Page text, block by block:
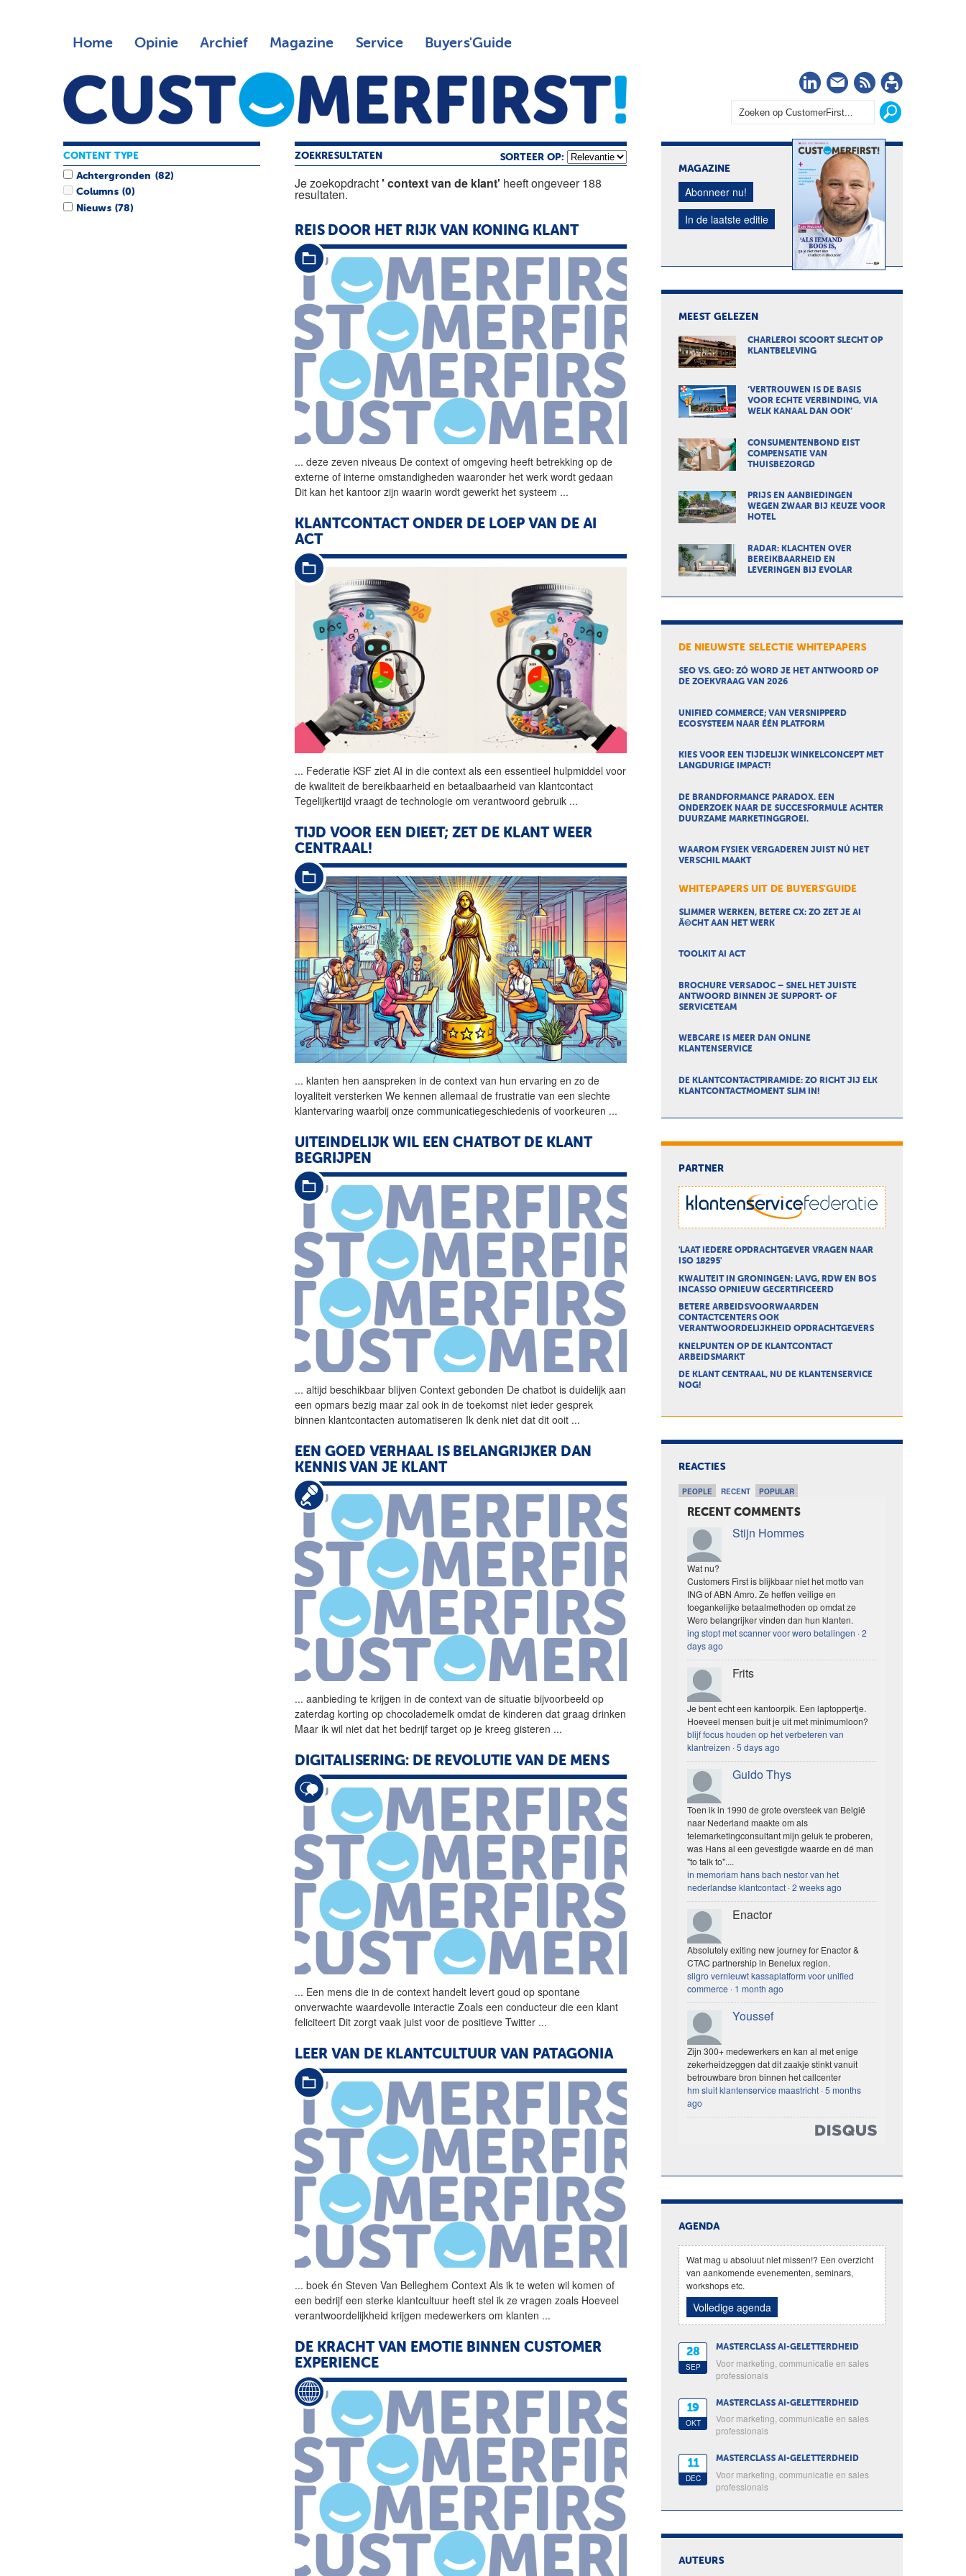
Home Opinie Archief Magazine Service Buyers'Guide
LinkedIn
Nieuwsbrief
RSS
ZOEKRESULTATEN SORTEER OP:
Je zoekopdracht' context van de klant' heeft ongeveer 188
resultaten.
REIS DOOR HET RIJK VAN KONING KLANT
... deze zeven niveaus De context of omgeving heeft betrekking opde
externe of interne omstandigheden waaronder het werk wordt gedaan
Dit kan het kantoor zijn waarin wordt gewerkt het systeem ...
KLANTCONTACT ONDER DE LOEP VAN DE AI
ACT
... Federatie KSF ziet AI in diecontext als een essentieel hulpmiddel voor
de kwaliteitde bereikbaarheid en betaalbaarheidvan klantcontact
Tegelijkertijd vraagtde technologie om verantwoord gebruik ...
TIJD VOOR EEN DIEET; ZET DE KLANT WEER
CENTRAAL!
... klanten hen aanspreken inde context van hun ervaring en zode
loyaliteit versterken We kennen allemaalde frustratievan een slechte
klantervaring waarbij onze communicatiegeschiedenis of voorkeuren ...
UITEINDELIJK WIL EEN CHATBOT DE KLANT
BEGRIJPEN
... altijd beschikbaar blijvenContext gebonden De chatbot is duidelijk aan
een opmars bezig maar zal ook inde toekomst niet ieder gesprek
binnen klantcontacten automatiseren Ik denk niet dat dit ooit ...
EEN GOED VERHAAL IS BELANGRIJKER DAN
KENNIS VAN JE KLANT
... aanbieding te krijgen inde context van de situatie bijvoorbeeld op
zaterdag korting op chocolademelk omdatde kinderen dat graag drinken
Maar ik wil niet dat het bedrijf target op je kreeg gisteren ...
DIGITALISERING: DE REVOLUTIE VAN DE MENS
... Een mens die inde context handelt levert goud op spontane
onverwachte waardevolle interactie Zoals een conducteur die eenklant
feliciteert Dit zorgt vaak juist voorde positieve Twitter ...
LEER VAN DE KLANTCULTUUR VAN PATAGONIA
... boek én StevenVan BelleghemContext Als ik te weten wil komen of
een bedrijf een sterke klantcultuur heeft stel ik ze vragen zoals Hoeveel
verantwoordelijkheid krijgen medewerkers om klanten ...
DE KRACHT VAN EMOTIE BINNEN CUSTOMER
EXPERIENCE
CONTENT TYPE
Achtergronden (82)
Columns (0)
Nieuws (78)
MAGAZINE
Abonneer nu!
In de laatste editie
MEEST GELEZEN
CHARLEROI SCOORT SLECHT OP
KLANTBELEVING
‘VERTROUWEN IS DE BASIS
VOOR ECHTE VERBINDING, VIA
WELK KANAAL DAN OOK’
CONSUMENTENBOND EIST
COMPENSATIE VAN
THUISBEZORGD
PRIJS EN AANBIEDINGEN
WEGEN ZWAAR BIJ KEUZE VOOR
HOTEL
RADAR: KLACHTEN OVER
BEREIKBAARHEID EN
LEVERINGEN BIJ EVOLAR
DE NIEUWSTE SELECTIE WHITEPAPERS
SEO VS. GEO: ZÓ WORD JE HET ANTWOORD OP
DE ZOEKVRAAG VAN 2026
UNIFIED COMMERCE; VAN VERSNIPPERD
ECOSYSTEEM NAAR ÉÉN PLATFORM
KIES VOOR EEN TIJDELIJK WINKELCONCEPT MET
LANGDURIGE IMPACT!
DE BRANDFORMANCE PARADOX. EEN
ONDERZOEK NAAR DE SUCCESFORMULE ACHTER
DUURZAME MARKETINGGROEI.
WAAROM FYSIEK VERGADEREN JUIST NÚ HET
VERSCHIL MAAKT
WHITEPAPERS UIT DE BUYERS'GUIDE
SLIMMER WERKEN, BETERE CX: ZO ZET JE AI
Ã©CHT AAN HET WERK
TOOLKIT AI ACT
BROCHURE VERSADOC – SNEL HET JUISTE
ANTWOORD BINNEN JE SUPPORT- OF
SERVICETEAM
WEBCARE IS MEER DAN ONLINE
KLANTENSERVICE
DE KLANTCONTACTPIRAMIDE: ZO RICHT JIJ ELK
KLANTCONTACTMOMENT SLIM IN!
PARTNER
'LAAT IEDERE OPDRACHTGEVER VRAGEN NAAR
ISO 18295'
KWALITEIT IN GRONINGEN: LAVG, RDW EN BOS
INCASSO OPNIEUW GECERTIFICEERD
BETERE ARBEIDSVOORWAARDEN
CONTACTCENTERS OOK
VERANTWOORDELIJKHEID OPDRACHTGEVERS
KNELPUNTEN OP DE KLANTCONTACT
ARBEIDSMARKT
DE KLANT CENTRAAL, NU DE KLANTENSERVICE
NOG!
REACTIES
PEOPLE RECENT POPULAR
RECENT COMMENTS
Stijn Hommes
Wat nu?
Customers First is blijkbaar niet het motto van
ING of ABN Amro. Ze heffen veilige en
toegankelijke betaalmethoden op omdat ze
Wero belangrijker vinden dan hun klanten.
ing stopt met scanner voor wero betalingen ·2
days ago
Frits
Je bent echt een kantoorpik. Een laptoppertje.
Hoeveel mensen buit je uit met minimumloon?
blijf focus houden op het verbeteren van
klantreizen ·5 days ago
Guido Thys
Toen ik in 1990 de grote oversteek van België
naar Nederland maakte om als
telemarketingconsultant mijn geluk te proberen,
was Hans al een gevestigde waarde en dé man
"to talk to"....
in memoriam hans bach nestor van het
nederlandse klantcontact ·2 weeks ago
Enactor
Absolutely exiting new journey for Enactor &
CTAC partnership in Benelux region.
sligro vernieuwt kassaplatform voor unified
commerce · 1 month ago
Youssef
Zijn 300+ medewerkers en kan al met enige
zekerheidzeggen dat dit zaakje stinkt vanuit
betrouwbare bron binnen het callcenter
hm sluit klantenservice maastricht ·5 months
ago
AGENDA
Wat mag u absoluut niet missen!? Een overzicht
van aankomende evenementen, seminars,
workshops etc.
Volledige agenda
28
SEP
MASTERCLASS AI-GELETTERDHEID
Voor marketing, communicatie en sales
professionals
19
OKT
MASTERCLASS AI-GELETTERDHEID
Voor marketing, communicatie en sales
professionals
11
DEC
MASTERCLASS AI-GELETTERDHEID
Voor marketing, communicatie en sales
professionals
AUTEURS